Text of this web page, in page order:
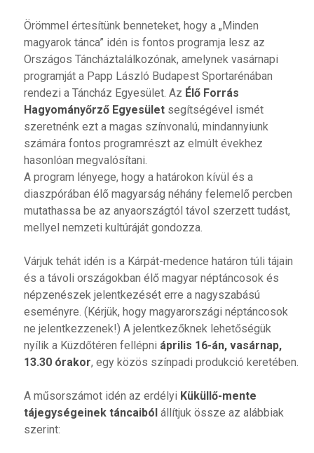
Örömmel értesítünk benneteket, hogy a „Minden
magyarok tánca” idén is fontos programja lesz az
Országos Táncháztalálkozónak, amelynek vasárnapi
programját a Papp László Budapest Sportarénában
rendezi a Táncház Egyesület. Az Élő Forrás
Hagyományőrző Egyesületsegítségével ismét
szeretnénk ezt a magas színvonalú, mindannyiunk
számára fontos programrészt az elmúlt évekhez
hasonlóan megvalósítani.
A program lényege, hogy a határokon kívül és a
diaszpórában élő magyarság néhány felemelő percben
mutathassa be az anyaországtól távol szerzett tudást,
mellyel nemzeti kultúráját gondozza.
Várjuk tehát idén is a Kárpát-medence határon túli tájain
és a távoli országokban élő magyar néptáncosok és
népzenészek jelentkezését erre a nagyszabású
eseményre. (Kérjük, hogy magyarországi néptáncosok
ne jelentkezzenek!) A jelentkezőknek lehetőségük
nyílik a Küzdőtéren fellépni április 16-án, vasárnap,
13.30 órakor, egy közös színpadi produkció keretében.
A műsorszámot idén az erdélyi Küküllő-mente
tájegységeinek táncaibólállítjuk össze az alábbiak
szerint: